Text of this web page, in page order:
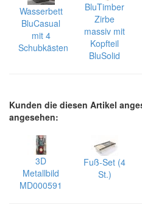
Wasserbett
BluCasual
mit 4
Schubkästen
BluTimber
Zirbe
massiv mit
Kopfteil
BluSolid
Kunden die diesen Artikel
angesehen:
3D
Metallbild
MD000591
Fuß-Set (4
St.)